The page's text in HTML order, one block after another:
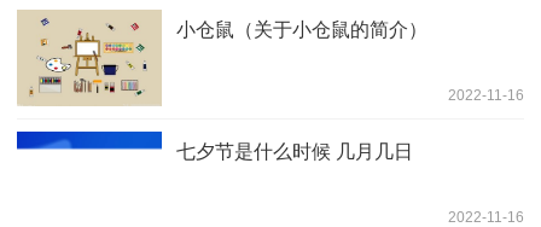
小仓鼠（关于小仓鼠的简介）
2022-11-16
七夕节是什么时候 几月几日
2022-11-16